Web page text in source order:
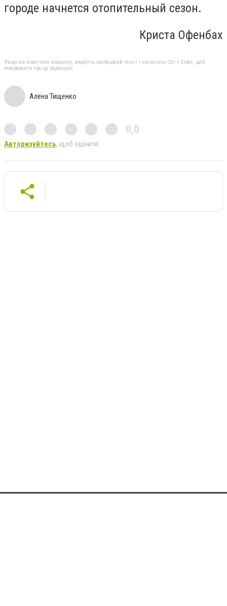
городе начнется отопительный сезон.
Криста Офенбах
Якщо ви помітили помилку, виділіть необхідний текст і натисніть Ctrl + Enter, щоб
повідомити про це редакцію
Алёна Тищенко
0,0
Авторизуйтесь, щоб оцінити